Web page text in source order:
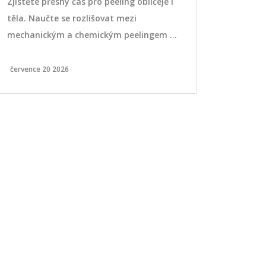
těla. Naučte se rozlišovat mezi
mechanickým a chemickým peelingem a
průvodci.
července 20 2026